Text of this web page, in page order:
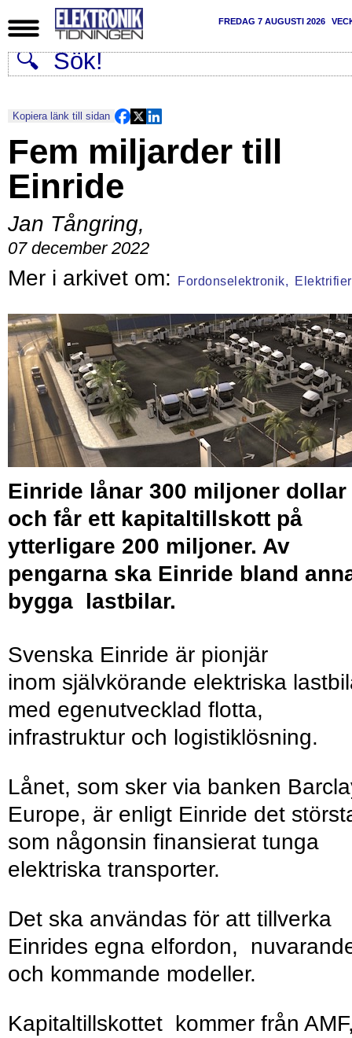
FREDAG 7 AUGUSTI 2026
Kopiera länk till sidan
Fem miljarder till
Einride
Jan Tångring,
07 december 2022
Fordonselektronik,
Einride lånar 300 miljoner dollar
och får ett kapitaltillskott på
ytterligare 200 miljoner. Av
pengarna ska Einride bland
bygga lastbilar.
Svenska Einride är pionjär
inom självkörande elektriska
med egenutvecklad flotta,
infrastruktur och logistiklösning.
Lånet, som sker via banken
Europe, är enligt Einride det
som någonsin finansierat tunga
elektriska transporter.
Det ska användas för att tillverka
Einrides egna elfordon,
och kommande modeller.
Kapitaltillskottet kommer från